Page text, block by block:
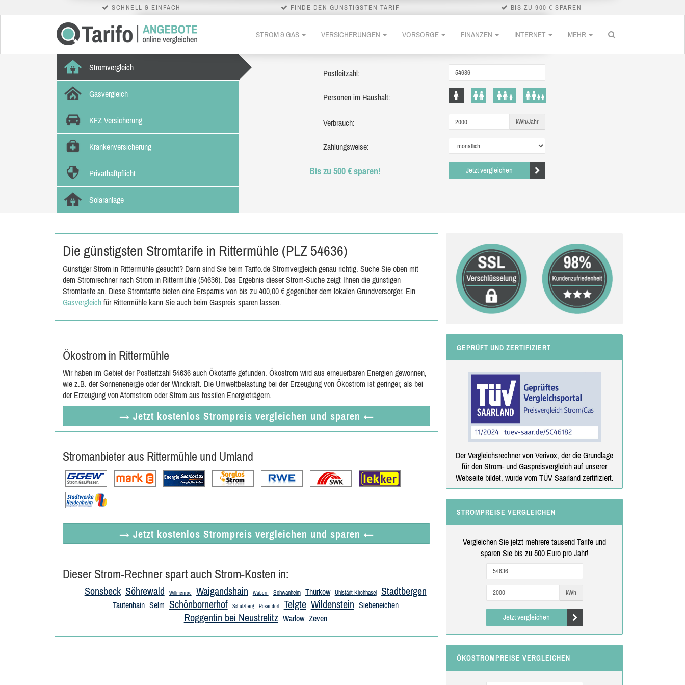
SCHNELL & EINFACH FINDE DEN GÜNSTIGSTEN TARIF BIS ZU 900 € SPAREN
STROM & GAS VERSICHERUNGEN VORSORGE FINANZEN INTERNET MEHR
Stromvergleich
Gasvergleich
KFZ Versicherung
Krankenversicherung
Privathaftpflicht
Solaranlage
Postleitzahl:
Personen im Haushalt:
Verbrauch: kWh/Jahr
Zahlungsweise:
Bis zu 500 € sparen! Jetzt vergleichen
Die günstigsten Stromtarife in Rittermühle (PLZ 54636)
Günstiger Strom in Rittermühle gesucht? Dann sind Sie beim Tarifo.de Stromvergleich genau richtig. Suche Sie oben mit
dem Stromrechner nach Strom in Rittermühle (54636). Das Ergebnis dieser Strom-Suche zeigt Ihnen die günstigen
Stromtarife an. Diese Stromtarife bieten eine Ersparnis von bis zu 400,00 € gegenüber dem lokalen Grundversorger. Ein
Gasvergleich für Rittermühle kann Sie auch beim Gaspreis sparen lassen.
Ökostrom in Rittermühle
Wir haben im Gebiet der Postleitzahl 54636 auch Ökotarife gefunden. Ökostrom wird aus erneuerbaren Energien gewonnen,
wie z.B. der Sonnenenergie oder der Windkraft. Die Umweltbelastung bei der Erzeugung von Ökostrom ist geringer, als bei
der Erzeugung von Atomstrom oder Strom aus fossilen Energieträgern.
→ Jetzt kostenlos Strompreis vergleichen und sparen ←
Stromanbieter aus Rittermühle und Umland
→ Jetzt kostenlos Strompreis vergleichen und sparen ←
Dieser Strom-Rechner spart auch Strom-Kosten in:
Sonsbeck Söhrewald Willmenrod Waigandshain Wabern Schwanheim Thürkow Uhlstädt-Kirchhasel Stadtbergen
Tautenhain Selm Schönbornerhof Schützberg Rosendorf Telgte Wildenstein Siebeneichen
Roggentin bei Neustrelitz Warlow Zeven
GEPRÜFT UND ZERTIFIZIERT
Der Vergleichsrechner von Verivox, der die Grundlage
für den Strom- und Gaspreisvergleich auf unserer
Webseite bildet, wurde vom TÜV Saarland zertifiziert.
STROMPREISE VERGLEICHEN
Vergleichen Sie jetzt mehrere tausend Tarife und
sparen Sie bis zu 500 Euro pro Jahr!
kWh
Jetzt vergleichen
ÖKOSTROMPREISE VERGLEICHEN